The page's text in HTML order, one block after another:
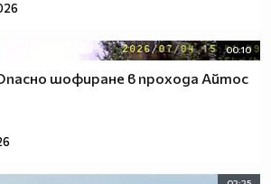
00:10
шофиране в прохода Айтос